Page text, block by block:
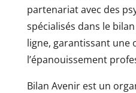
partenariat avec des
spécialisés dans le
ligne, garantissant une
l’épanouissement
Bilan Avenir est un